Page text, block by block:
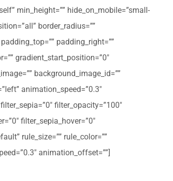
min_height=”” hide_on_mobile=”small-
border_radius=””
padding_right=””
gradient_start_position=”0″
background_image_id=””
animation_speed=”0.3″
filter_opacity=”100″
filter_sepia_hover=”0″
rule_size=”” rule_color=””
animation_offset=””]